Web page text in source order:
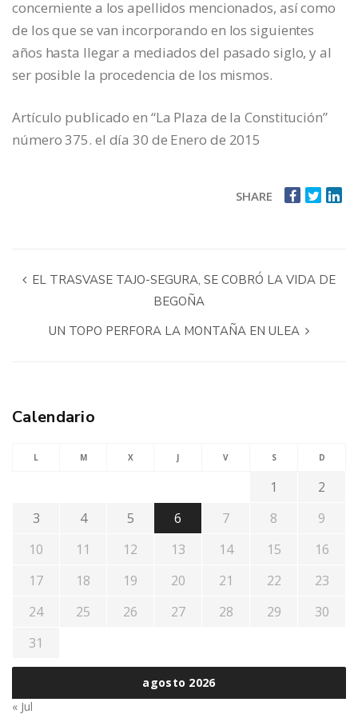
concerniente a los apellidos mencionados, así como
de los que se van incorporando en los siguientes
años hasta llegar a mediados del pasado siglo, y al
ser posible la procedencia de los mismos.
Artículo publicado en “La Plaza de la Constitución”
número 375. el día 30 de Enero de 2015
SHARE
EL TRASVASE TAJO-SEGURA, SE COBRÓ LA VIDA DE
BEGOÑA
UN TOPO PERFORA LA MONTAÑA EN ULEA
Calendario
agosto 2026
L M X J V S D
1
2
3
4 5 6 7 8
9
10
11 12 13 14 15
16
17
18 19 20 21 22
23
24
25 26 27 28 29
30
31
« Jul